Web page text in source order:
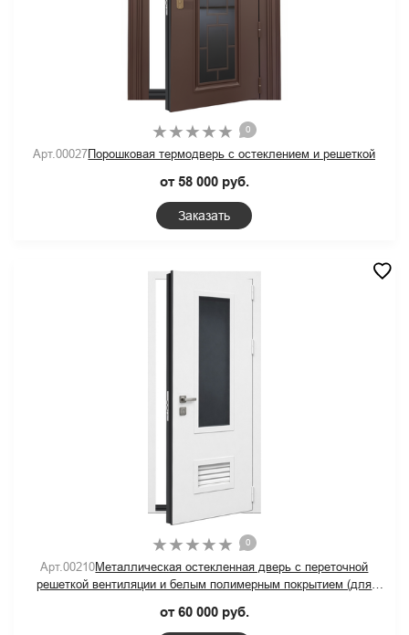
0
Арт.00027Порошковая термодверь с остеклением и решеткой
от 58 000 руб.
Заказать
0
Арт.00210Металлическая остекленная дверь с переточной
решеткой вентиляции и белым полимерным покрытием (для
от 60 000 руб.